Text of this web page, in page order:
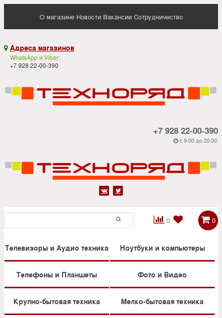
О магазине Новости Вакансии Сотрудничество
 Адреса магазинов
WhatsApp и Viber:
+7 928 22-00-390
+7 928 22-00-390
 c 9:00 до 20:00
 
0

 0
Телевизоры и Аудио техника Ноутбуки и компьютеры
Телефоны и Планшеты Фото и Видео
Крупно-бытовая техника Мелко-бытовая техника